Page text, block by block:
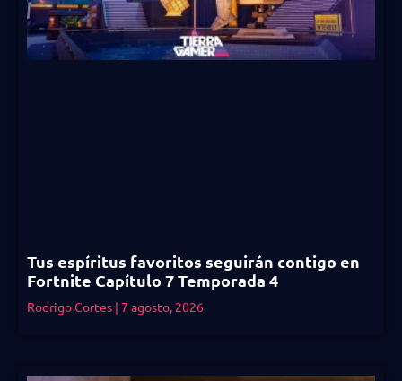
Tus espíritus favoritos seguirán contigo en
Fortnite Capítulo 7 Temporada 4
Rodrigo Cortes 7 agosto, 2026